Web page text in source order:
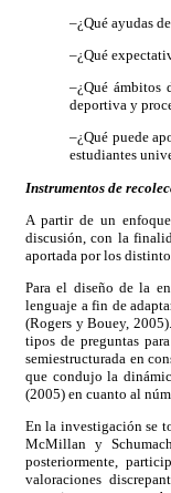
–¿Qué ayudas
–¿Qué
–¿Qué ámbitos
deportiva y
–¿Qué puede
estudiantes
Instrumentos de
A partir de un
discusión, con la
aportada por los
Para el diseño de la
lenguaje a fin de
(Rogers y Bouey,
tipos de preguntas
semiestructurada en
que condujo la
(2005) en cuanto al
En la investigación se
McMillan y
posteriormente,
valoraciones